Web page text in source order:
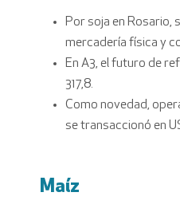
Por soja en Rosario,
mercadería física y
En A3, el futuro de
317,8.
Como novedad,
se transaccionó en
Maíz